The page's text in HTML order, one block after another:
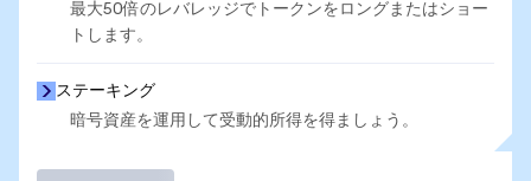
最大50倍のレバレッジでトークンをロングまたはショー
トします。
ステーキング
暗号資産を運用して受動的所得を得ましょう。